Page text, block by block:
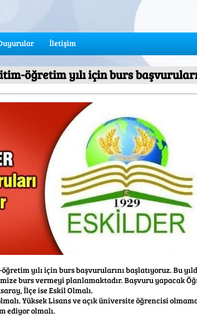
İletişim
öğretim yılı için burs
yılı için burs başvurularını başlatıyoruz. Bu
burs vermeyi planlamaktadır. Başvuru yapacak
İlçe ise Eskil Olmalı.
Yüksek Lisans ve açık üniversite öğrencisi
ediyor olmalı.